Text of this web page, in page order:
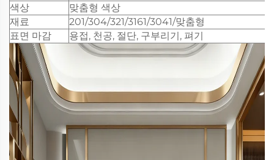
색상
맞춤형 색상
재료
201/304/321/3161/3041/맞춤형
표면 마감
용접, 천공, 절단, 구부리기, 펴기